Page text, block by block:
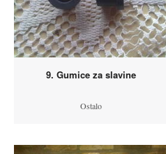
9. Gumice za slavine
Ostalo